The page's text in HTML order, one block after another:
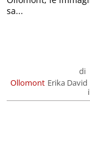
Ollomont
di
Erika David
sa...